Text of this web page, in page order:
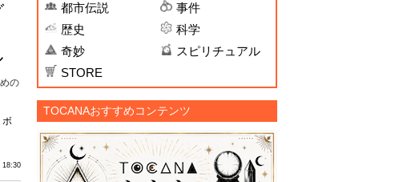
の
ボ
18:30
都市伝説
事件
歴史
科学
奇妙
スピリチュアル
STORE
TOCANAおすすめコンテンツ